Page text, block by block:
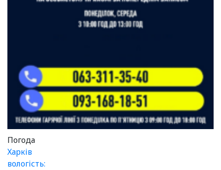
Погода
Харків
вологість: